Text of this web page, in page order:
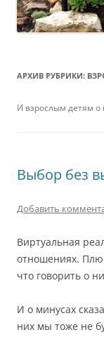
АРХИВ РУБРИКИ:
И взрослым детям о
Выбор без
Добавить
Виртуальная
отношениях.
что говорить о
И о минусах
них мы тоже не